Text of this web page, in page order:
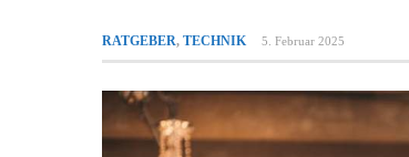
RATGEBER, TECHNIK 5. Februar 2025